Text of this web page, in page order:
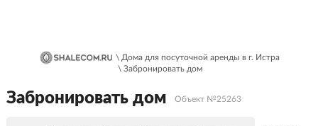
\ Дома для посуточной аренды в г. Истра
\ Забронировать дом
Забронировать дом Объект №25263